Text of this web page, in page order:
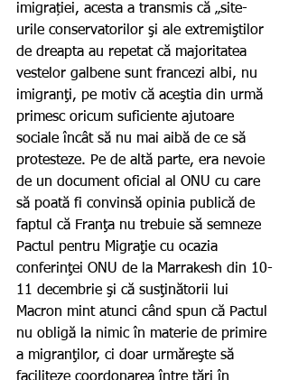
imigrației, acesta a transmis că „site-
urile conservatorilor şi ale extremiştilor
de dreapta au repetat că majoritatea
vestelor galbene sunt francezi albi, nu
imigranţi, pe motiv că aceştia din urmă
primesc oricum suficiente ajutoare
sociale încât să nu mai aibă de ce să
protesteze. Pe de altă parte, era nevoie
de un document oficial al ONU cu care
să poată fi convinsă opinia publică de
faptul că Franţa nu trebuie să semneze
Pactul pentru Migraţie cu ocazia
conferinţei ONU de la Marrakesh din 10-
11 decembrie şi că susţinătorii lui
Macron mint atunci când spun că Pactul
nu obligă la nimic în materie de primire
a migranţilor, ci doar urmăreşte să
faciliteze coordonarea între ţări în